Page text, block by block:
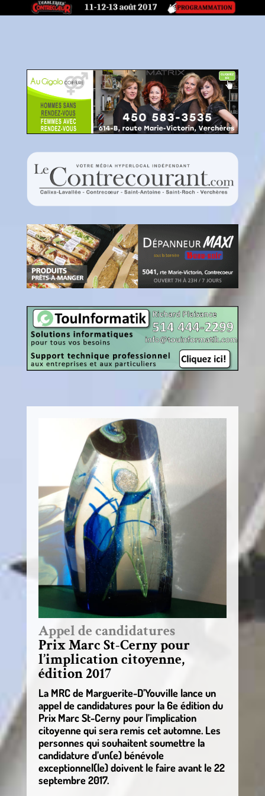
Appel de candidatures
Prix Marc St-Cerny pour
l’implication citoyenne,
édition 2017
La MRC de Marguerite-D’Youville lance un
appel de candidatures pour la 6e édition du
Prix Marc St-Cerny pour l’implication
citoyenne qui sera remis cet automne. Les
personnes qui souhaitent soumettre la
candidature d’un(e) bénévole
exceptionnel(le) doivent le faire avant le 22
septembre 2017.